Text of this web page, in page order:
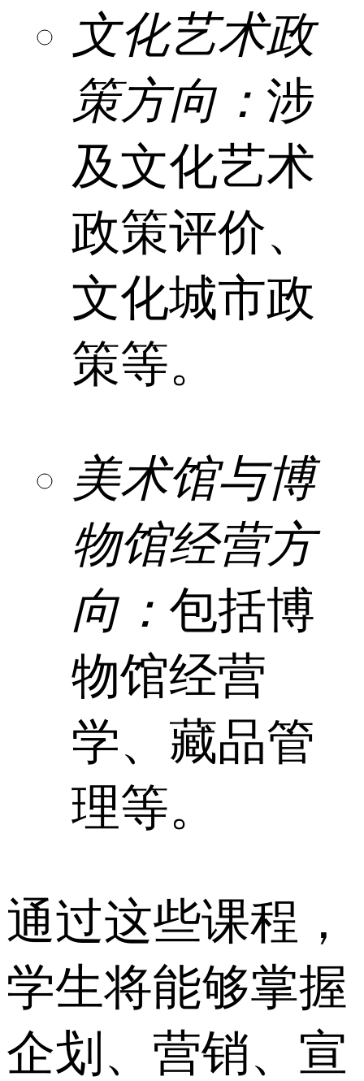
文化艺术政
策方向： 涉
及文化艺术
政策评价、
文化城市政
策等。
美术馆与博
物馆经营方
向： 包括博
物馆经营
学、藏品管
理等。
通过这些课程，
学生将能够掌握
企划、营销、宣